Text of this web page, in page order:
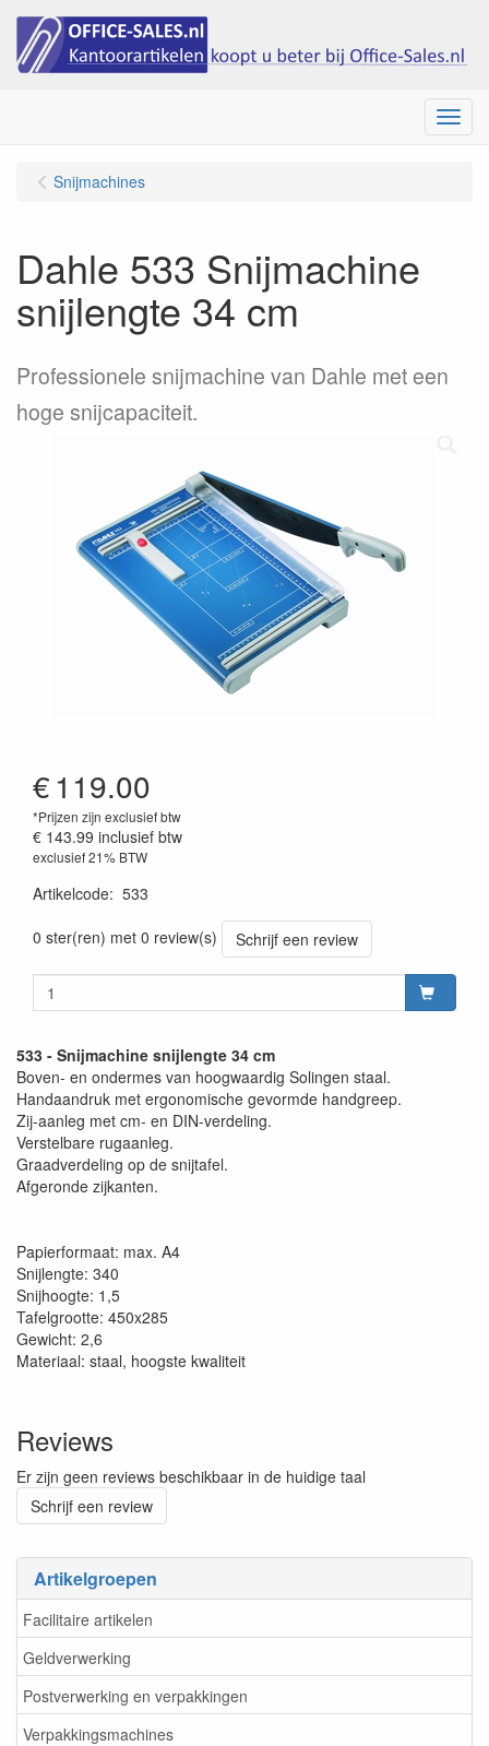
Menu
Artikelgroepen
Facilitaire artikelen
Geldverwerking
Postverwerking en verpakkingen
Verpakkingsmachines
Snijmachines
Dahle 533 Snijmachine
snijlengte 34 cm
Professionele snijmachine van Dahle met een
hoge snijcapaciteit.
€119.00
*Prijzen zijn exclusief btw
€ 143.99 inclusief btw
exclusief 21% BTW
Artikelcode: 533
0 ster(ren) met 0 review(s)
Schrijf een review
533 - Snijmachine snijlengte 34 cm
Boven- en ondermes van hoogwaardig Solingen staal.
Handaandruk met ergonomische gevormde handgreep.
Zij-aanleg met cm- en DIN-verdeling.
Verstelbare rugaanleg.
Graadverdeling op de snijtafel.
Afgeronde zijkanten.
Papierformaat: max. A4
Snijlengte: 340
Snijhoogte: 1,5
Tafelgrootte: 450x285
Gewicht: 2,6
Materiaal: staal, hoogste kwaliteit
Reviews
Er zijn geen reviews beschikbaar in de huidige taal
Schrijf een review